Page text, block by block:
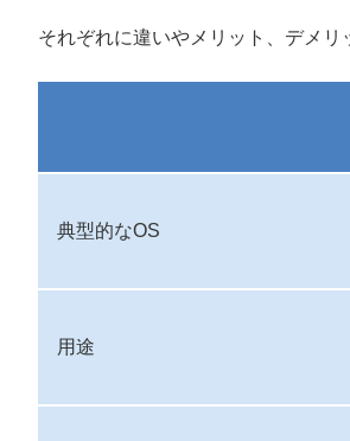
それぞれに違いやメリット、デメリ
典型的なOS
用途